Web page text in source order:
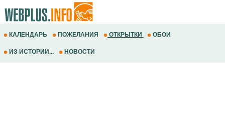
КАЛЕНДАРЬ ПОЖЕЛАНИЯ ОТКРЫТКИ ОБОИ
ИЗ ИСТОРИИ... НОВОСТИ